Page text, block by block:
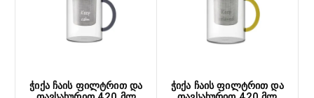
ჭიქა ჩაის ფილტრით და
ჭიქა ჩაის ფილტრით და